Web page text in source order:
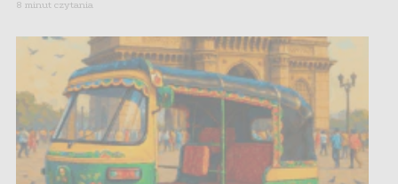
8 minut czytania